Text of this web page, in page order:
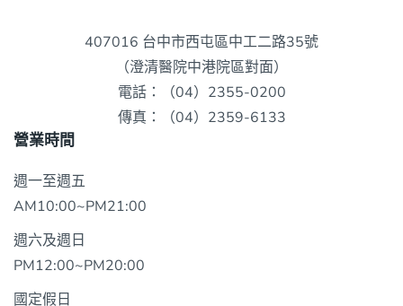
407016 台中市西屯區中工二路35號
（澄清醫院中港院區對面）
電話：（04）2355-0200
傳真：（04）2359-6133
營業時間
週一至週五
AM10:00~PM21:00
週六及週日
PM12:00~PM20:00
國定假日